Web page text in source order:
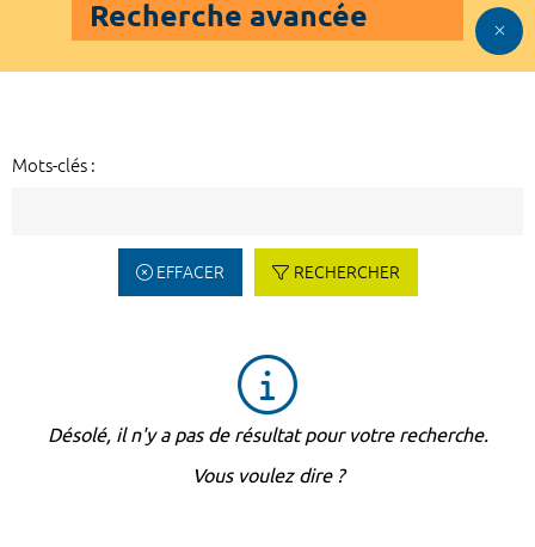
Recherche avancée
Mots-clés :
EFFACER RECHERCHER
Désolé, il n'y a pas de résultat pour votre recherche.
Vous voulez dire ?